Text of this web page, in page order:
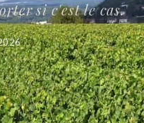
si c'est le cas.